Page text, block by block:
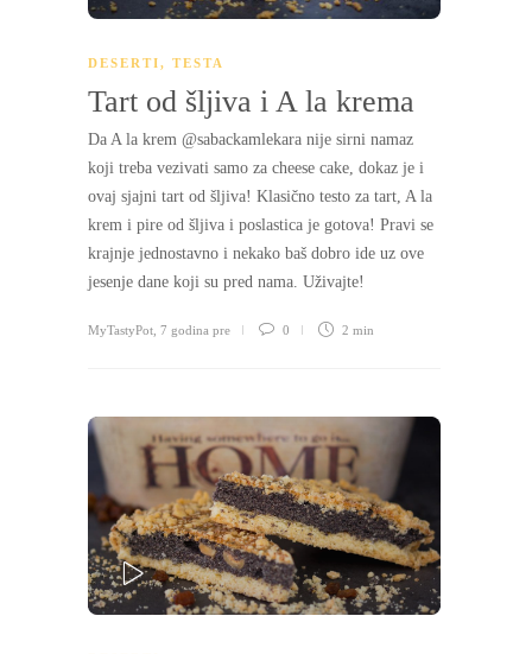
DESERTI, TESTA
Tart od šljiva i A la krema
Da A la krem @sabackamlekara nije sirni namaz
koji treba vezivati samo za cheese cake, dokaz je i
ovaj sjajni tart od šljiva! Klasično testo za tart, A la
krem i pire od šljiva i poslastica je gotova! Pravi se
krajnje jednostavno i nekako baš dobro ide uz ove
jesenje dane koji su pred nama. Uživajte!
MyTastyPot 7 godina pre 0 2 min
PLAY